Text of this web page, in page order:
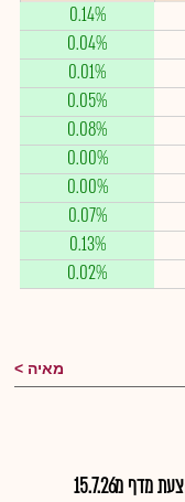
0.14%
0.04%
0.01%
0.05%
0.08%
0.00%
0.00%
0.07%
0.13%
0.02%
מאיה